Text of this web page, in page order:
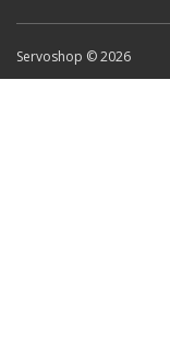
Servoshop © 2026